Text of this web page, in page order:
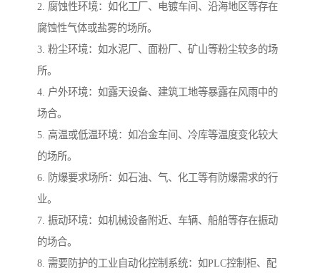
2. 腐蚀性环境：如化工厂、电镀车间、沿海地区等存在
腐蚀性气体或盐雾的场所。
3. 粉尘环境：如水泥厂、面粉厂、矿山等粉尘较多的场
所。
4. 户外环境：如露天设备、建筑工地等暴露在风雨中的
场合。
5. 高温或低温环境：如冶金车间、冷库等温度变化较大
的场所。
6. 防爆要求场所：如石油、气、化工等有防爆需求的行
业。
7. 振动环境：如机械设备附近、车辆、船舶等存在振动
的场合。
8. 需要防护的工业自动化控制系统：如PLC控制柜、配